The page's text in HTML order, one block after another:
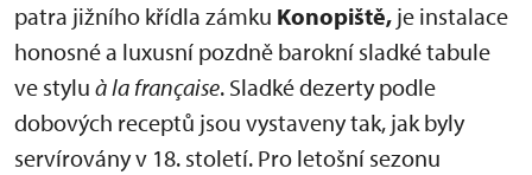
patra jižního křídla zámku Konopiště, je instalace
honosné a luxusní pozdně barokní sladké tabule
ve stylu à la française. Sladké dezerty podle
dobových receptů jsou vystaveny tak, jak byly
servírovány v 18. století. Pro letošní sezonu